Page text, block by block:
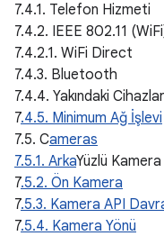
7.4.1. Telefon Hizmeti
7.4.2. IEEE 802.11
7.4.2.1. WiFi Direct
7.4.3. Bluetooth
7.4.4. Yakındaki
7.4.5. Minimum Ağ İşlevi
7.5. Cameras
7.5.1. ArkaYüzlü Kamera
7.5.2. Ön Kamera
7.5.3. Kamera API
7.5.4. Kamera Yönü